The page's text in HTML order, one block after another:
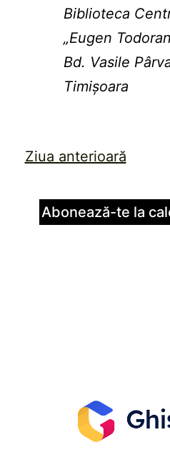
Biblioteca
„Eugen
Bd. Vasile
Timișoara
Ziua anterioară
Abonează-te la